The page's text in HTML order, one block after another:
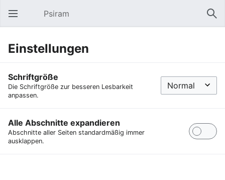
Hauptmenü öffnen Psiram
Einstellungen
Schriftgröße
Die Schriftgröße zur besseren Lesbarkeit
anpassen.
Alle Abschnitte expandieren
Abschnitte aller Seiten standardmäßig immer
ausklappen.